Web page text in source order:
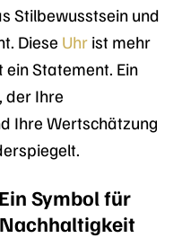
Stilbewusstsein und
Diese Uhr ist mehr
Statement. Ein
der Ihre
Ihre Wertschätzung
Symbol für